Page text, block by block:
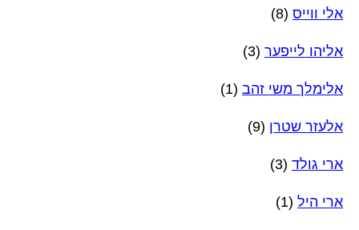
אלי ווייס (8)
אליהו לייפער (3)
אלימלך משי זהב (1)
אלעזר שטרן (9)
ארי גולד (3)
ארי היל (1)